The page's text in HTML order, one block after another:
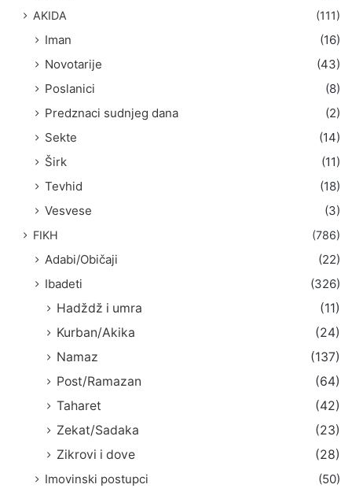
AKIDA
(111)
Iman
(16)
Novotarije
(43)
Poslanici
(8)
Predznaci sudnjeg dana
(2)
Sekte
(14)
Širk
(11)
Tevhid
(18)
Vesvese
(3)
FIKH (786)
Adabi/Običaji
(22)
Ibadeti
(326)
Hadždž i umra
(11)
Kurban/Akika
(24)
Namaz
(137)
Post/Ramazan
(64)
Taharet
(42)
Zekat/Sadaka
(23)
Zikrovi i dove
(28)
Imovinski postupci
(50)